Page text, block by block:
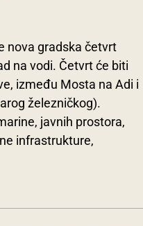
nova gradska četvrt
na vodi. Četvrt će biti
između Mosta na Adi i
železničkog).
javnih prostora,
infrastrukture,